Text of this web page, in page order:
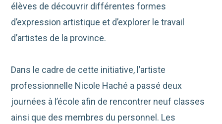
élèves de découvrir différentes formes
d’expression artistique et d’explorer le travail
d’artistes de la province.
Dans le cadre de cette initiative, l’artiste
professionnelle Nicole Haché a passé deux
journées à l’école afin de rencontrer neuf classes
ainsi que des membres du personnel. Les